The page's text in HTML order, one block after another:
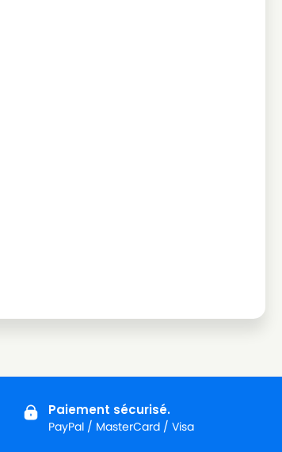
Paiement sécurisé.
PayPal / MasterCard / Visa